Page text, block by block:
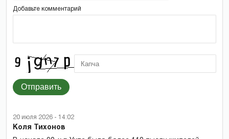
Добавьте комментарий
Отправить
20 июля 2026 - 14:02
Коля Тихонов